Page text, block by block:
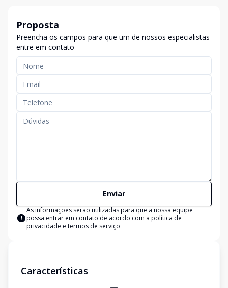
Proposta
Preencha os campos para que um de nossos especialistas
entre em contato
Enviar
As informações serão utilizadas para que a nossa equipe
possa entrar em contato de acordo com a política de
privacidade e termos de serviço
Características